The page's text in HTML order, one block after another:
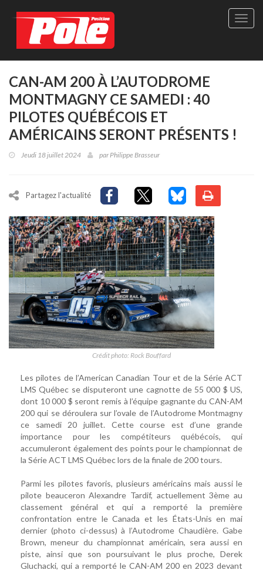
Site
CAN-AM 200 À L’AUTODROME
MONTMAGNY CE SAMEDI : 40
PILOTES QUÉBÉCOIS ET
AMÉRICAINS SERONT PRÉSENTS !
Jeudi 18 juillet 2024 parPhilippe Brasseur
Partagez l'actualité
Crédit photo: Rock Bouffard
Les pilotes de l’American Canadian Tour et de la Série ACT
LMS Québec se disputeront une cagnotte de 55 000 $ US,
dont 10 000 $ seront remis à l’équipe gagnante du CAN-AM
200 qui se déroulera sur l’ovale de l’Autodrome Montmagny
ce samedi 20 juillet. Cette course est d’une grande
importance pour les compétiteurs québécois, qui
accumuleront également des points pour le championnat de
la Série ACT LMS Québec lors de la finale de 200 tours.
Parmi les pilotes favoris, plusieurs américains mais aussi le
pilote beauceron Alexandre Tardif, actuellement 3ème au
classement général et qui a remporté la première
confrontation entre le Canada et les États-Unis en mai
dernier (photo ci-dessus) à l’Autodrome Chaudière. Gabe
Brown, meneur du championnat américain, sera aussi en
piste, ainsi que son poursuivant le plus proche, Derek
Gluchacki, qui a remporté le CAN-AM 200 en 2023 devant